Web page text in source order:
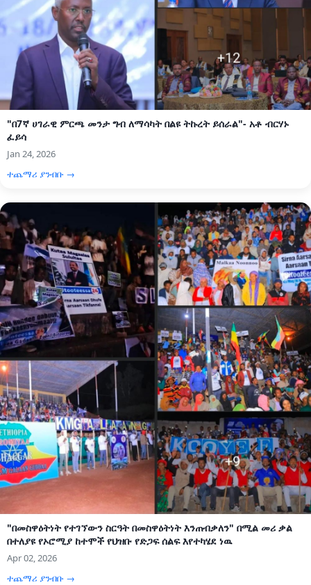
"በ7ኛ ሀገራዊ ምርጫ መንታ ግብ ለማሳካት በልዩ ትኩረት ይሰራል"- አቶ ብርሃኑ
ፈይሳ
Jan 24, 2026
ተጨማሪ ያንብቡ →
"በመስዋዕትነት የተገኘውን ስርዓት በመስዋዕትነት እንጠብቃለን" በሚል መሪ ቃል
በተለያዩ የኦሮሚያ ከተሞች የህዝቡ የድጋፍ ሰልፍ እየተካሄደ ነዉ
Apr 02, 2026
ተጨማሪ ያንብቡ →